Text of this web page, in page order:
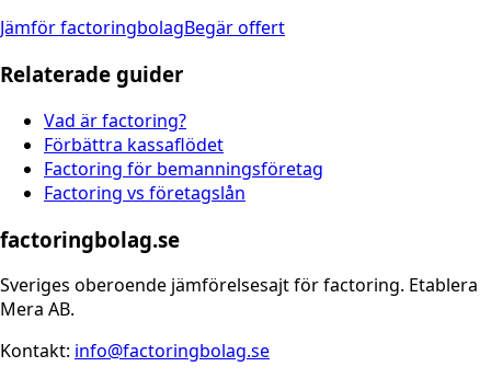
Jämför factoringbolagBegär offert
Relaterade guider
Vad är factoring?
Förbättra kassaflödet
Factoring för bemanningsföretag
Factoring vs företagslån
factoringbolag.se
Sveriges oberoende jämförelsesajt för factoring. Etablera
Mera AB.
Kontakt: info@factoringbolag.se